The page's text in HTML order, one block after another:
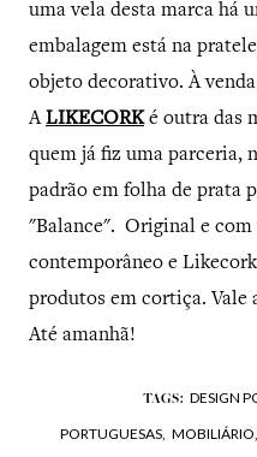
uma vela desta marca há
embalagem está na
objeto decorativo. À
ALIKECORKé outra das
quem já fiz uma parceria,
padrão em folha de prata
"Balance". Original e com
contemporâneo e
produtos em cortiça. Vale
Até amanhã!
TAGS: DESIGN
PORTUGUESAS, MOBILIÁRIO,